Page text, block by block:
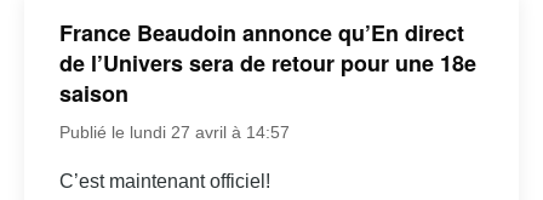
France Beaudoin annonce qu’En direct
de l’Univers sera de retour pour une 18e
saison
Publié le lundi 27 avril à 14:57
C’est maintenant officiel!